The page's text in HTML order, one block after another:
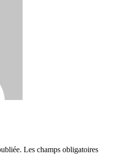
Les champs obligatoires